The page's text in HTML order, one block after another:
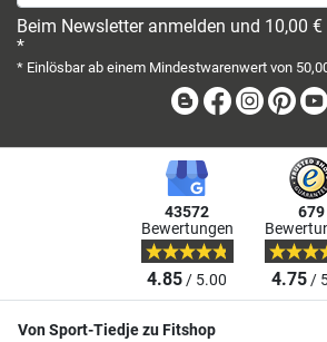
Beim Newsletter anmelden und 10,00
*
* Einlösbar ab einem Mindestwarenwert von
BlogFacebook
43572
Bewertungen
4.85/ 5.00
679
4.75/
Von Sport-Tiedje zu Fitshop